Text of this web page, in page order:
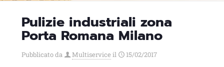
Pulizie industriali zona
Porta Romana Milano
Pubblicato da Multiservice il 15/02/2017